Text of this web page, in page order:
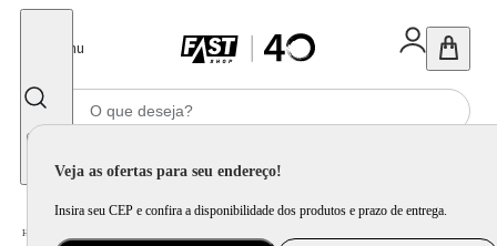
Menu
Veja as ofertas para seu endereço!
Insira seu CEP e confira a disponibilidade dos produtos e prazo de entrega.
Home